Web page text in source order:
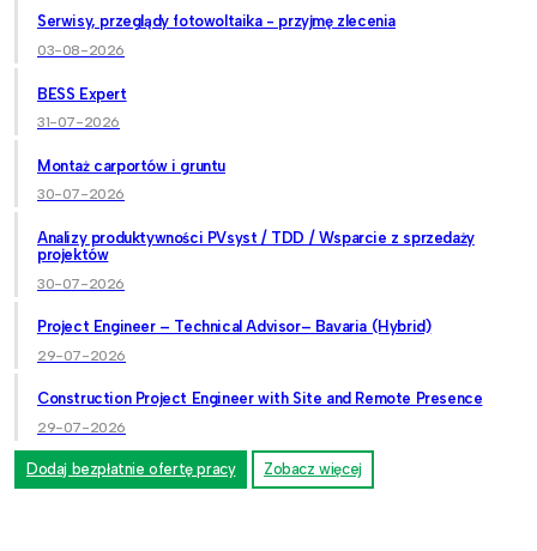
Serwisy, przeglądy fotowoltaika - przyjmę zlecenia
03-08-2026
BESS Expert
31-07-2026
Montaż carportów i gruntu
30-07-2026
Analizy produktywności PVsyst / TDD / Wsparcie z sprzedaży
projektów
30-07-2026
Project Engineer – Technical Advisor– Bavaria (Hybrid)
29-07-2026
Construction Project Engineer with Site and Remote Presence
29-07-2026
Dodaj bezpłatnie ofertę pracy Zobacz więcej